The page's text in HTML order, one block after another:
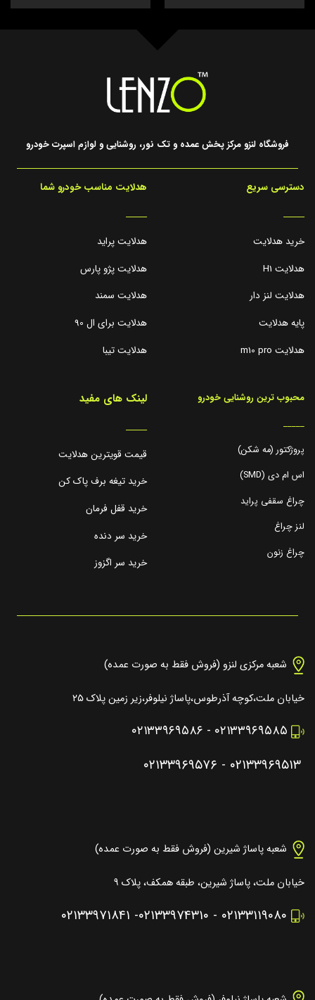
فروشگاه لنزو مرکز پخش عمده و تک نور، روشنایی و لوازم اسپرت خودرو
دسترسی سریع
_____
خرید هدلایت
هدلایت H1
هدلایت لنز دار
پایه هدلایت
هدلایت m10 pro
هدلایت مناسب خودرو شما
_____
هدلایت پراید
هدلایت پژو پارس
هدلایت سمند
هدلایت برای ال 90
هدلایت تیبا
محبوب ترین روشنایی خودرو
_____
پروژکتور (مه شکن)
اس ام دی (SMD)
چراغ سقفی پراید
لنز چراغ
چراغ زنون
لینک های مفید
_____
قیمت قویترین هدلایت
خرید تیغه برف پاک کن
خرید قفل فرمان
خرید سر دنده
خرید سر اگزوز
شعبه مرکزی لنزو (فروش فقط به صورت عمده)
خیابان ملت،کوچه آذرطوس،پاساژ نیلوفر،زیر زمین پلاک ۲۵
۰۲۱۳۳۹۶۹۵۸۵ - ۰۲۱۳۳۹۶۹۵۸۶
۰۲۱۳۳۹۶۹۵۱۳ - ۰۲۱۳۳۹۶۹۵۷۶
شعبه پاساژ شیرین (فروش فقط به صورت عمده)
خیابان ملت، پاساژ شیرین، طبقه همکف، پلاک ۹
۰۲۱۳۳۱۱۹۰۸۰ - ۰۲۱۳۳۹۷۴۳۱۰- ۰۲۱۳۳۹۷۱۸۴۱